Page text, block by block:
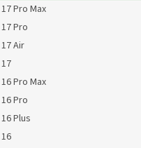
Pro Max
Pro
Air
Pro Max
Pro
Plus